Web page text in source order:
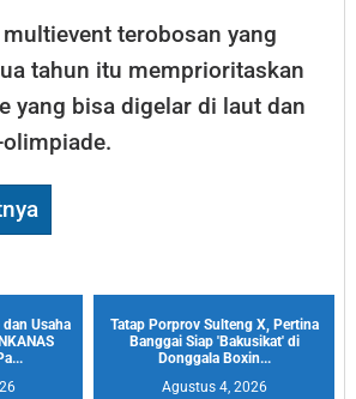
terobosan yang
tahun itu memprioritaskan
yang bisa digelar di laut dan
Usaha
Tatap Porprov Sulteng X, Pertina
Banggai Siap 'Bakusikat' di
Donggala Boxin...
Agustus 4, 2026